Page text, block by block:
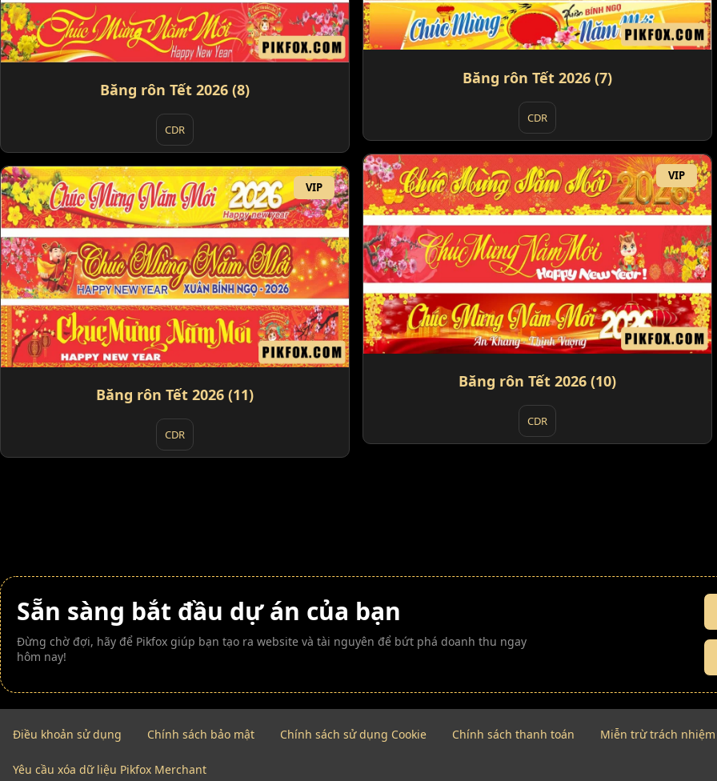
Băng rôn Tết 2026 (7)
CDR
Băng rôn Tết 2026 (8)
CDR
VIP
Băng rôn Tết 2026 (10)
CDR
VIP
Băng rôn Tết 2026 (11)
CDR
Sẵn sàng bắt đầu dự án của bạn
Đừng chờ đợi, hãy để Pikfox giúp bạn tạo ra website và tài nguyên để bứt phá doanh thu ngay
hôm nay!
Điều khoản sử dụng Chính sách bảo mật Chính sách sử dụng Cookie Chính sách thanh toán Miễn trừ trách nhiệm
Yêu cầu xóa dữ liệu Pikfox Merchant